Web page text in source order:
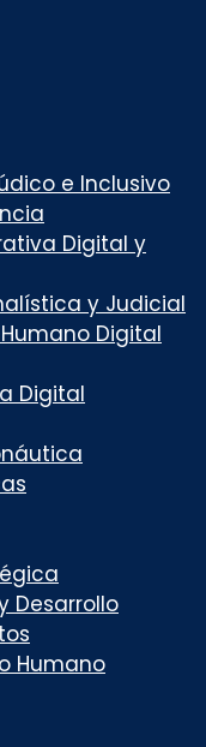
e Inclusivo
Digital y
y Judicial
Digital
Digital
Desarrollo
Humano